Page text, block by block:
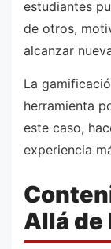
estudiantes
de otros,
alcanzar
La
herramienta
este caso,
experiencia
Allá de